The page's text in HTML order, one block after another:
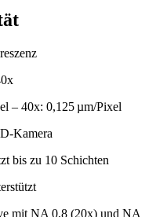
– 40x: 0,125 µm/Pixel
Kamera
bis zu 10 Schichten
mit NA 0,8 (20x) und NA